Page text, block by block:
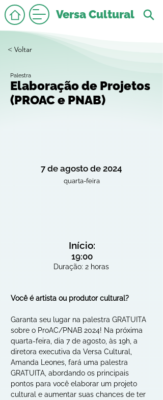
Versa Cultural
< Voltar
Palestra
Elaboração de Projetos
(PROAC e PNAB)
7 de agosto de 2024
quarta-feira
Início:
19:00
Duração: 2 horas
Você é artista ou produtor cultural?
Garanta seu lugar na palestra GRATUITA
sobre o ProAC/PNAB 2024! Na próxima
quarta-feira, dia 7 de agosto, às 19h, a
diretora executiva da Versa Cultural,
Amanda Leones, fará uma palestra
GRATUITA, abordando os principais
pontos para você elaborar um projeto
cultural e aumentar suas chances de ter